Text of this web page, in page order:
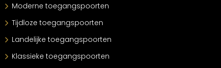
Moderne toegangspoorten
Tijdloze toegangspoorten
Landelijke toegangspoorten
Klassieke toegangspoorten